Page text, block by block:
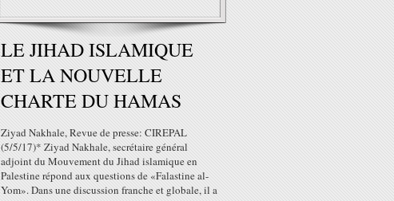
LE JIHAD ISLAMIQUE
ET LA NOUVELLE
CHARTE DU HAMAS
Ziyad Nakhale, Revue de presse: CIREPAL
(5/5/17)* Ziyad Nakhale, secrétaire général
adjoint du Mouvement du Jihad islamique en
Palestine répond aux questions de «Falastine al-
Yom». Dans une discussion franche et globale, il a